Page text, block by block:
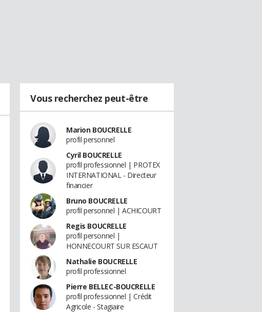
Vous recherchez peut-être
Marion BOUCRELLE
profil personnel
Cyril BOUCRELLE
profil professionnel | PROTEX
INTERNATIONAL - Directeur
financier
Bruno BOUCRELLE
profil personnel | ACHICOURT
Regis BOUCRELLE
profil personnel |
HONNECOURT SUR ESCAUT
Nathalie BOUCRELLE
profil professionnel
Pierre BELLEC-BOUCRELLE
profil professionnel | Crédit
Agricole - Stagiaire